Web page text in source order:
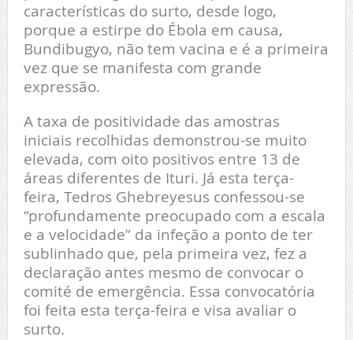
características do surto, desde logo,
porque a estirpe do Ébola em causa,
Bundibugyo, não tem vacina e é a primeira
vez que se manifesta com grande
expressão.
A taxa de positividade das amostras
iniciais recolhidas demonstrou-se muito
elevada, com oito positivos entre 13 de
áreas diferentes de Ituri. Já esta terça-
feira, Tedros Ghebreyesus confessou-se
“profundamente preocupado com a escala
e a velocidade” da infeção a ponto de ter
sublinhado que, pela primeira vez, fez a
declaração antes mesmo de convocar o
comité de emergência. Essa convocatória
foi feita esta terça-feira e visa avaliar o
surto.